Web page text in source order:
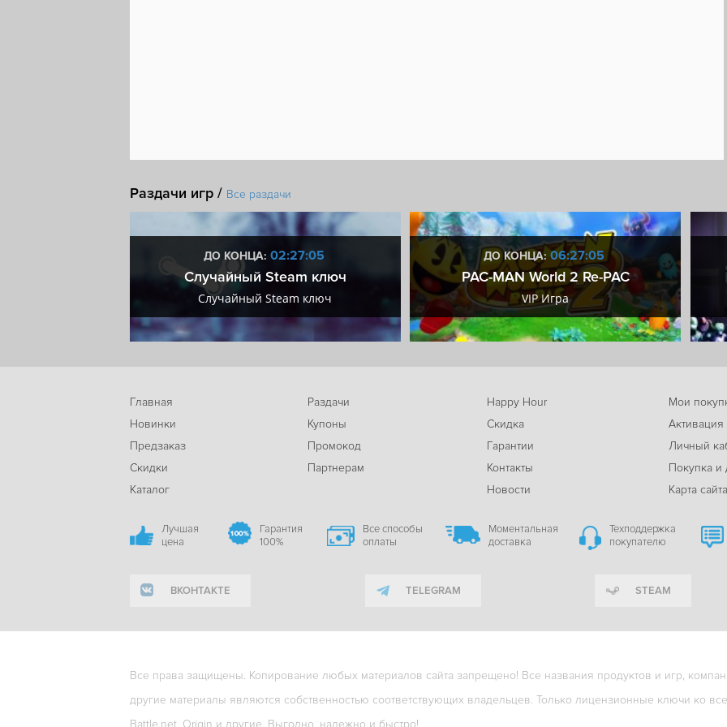
Раздачи игр / Все раздачи
ДО КОНЦА: 02:27:04
Случайный Steam ключ
Случайный Steam ключ
ДО КОНЦА:06:27:04
PAC-MAN World 2 Re-PAC
VIP Игра
Главная
Новинки
Предзаказ
Скидки
Каталог
Раздачи
Купоны
Промокод
Партнерам
Happy Hour
Скидка
Гарантии
Контакты
Новости
Мои
Активация
Личный
Покупка и
Карта сайта
Лучшая
цена
Гарантия
100%
Все способы
оплаты
Моментальная
доставка
Техподдержка
покупателю
ВКОНТАКТЕ TELEGRAM STEAM
Все права защищены. Копирование любых материалов сайта запрещено! Все названия продуктов и игр,
другие материалы являются собственностью соответствующих владельцев. Только лицензионные ключи ко
Battle.net, Origin и другие. Выгодно, надежно и быстро!